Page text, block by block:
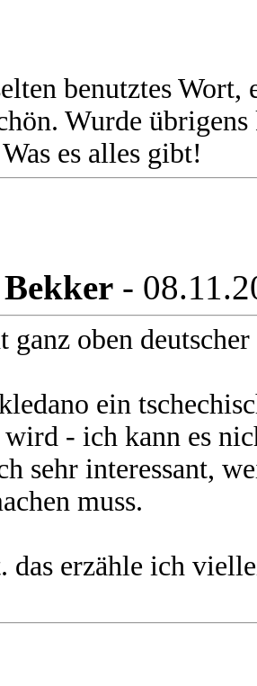
benutztes Wort,
Wurde
es alles gibt!
-
ganz oben
ein
wird - ich kann es
sehr interessant,
muss.
das erzähle ich